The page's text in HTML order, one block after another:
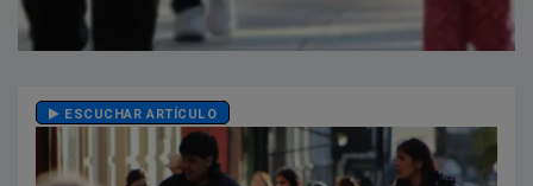
ESCUCHAR ARTÍCULO